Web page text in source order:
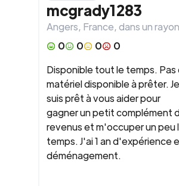
mcgrady1283
Angers, France, dans un
0
0 0
0
Disponible tout le temps. Pas
matériel disponible à prêter. Je
suis prêt à vous aider pour
gagner un petit complément
revenus et m'occuper un peu
temps. J'ai 1 an d'expérience
déménagement.